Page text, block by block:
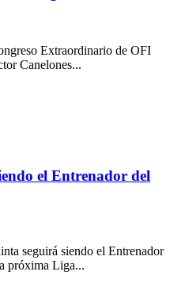
Extraordinario de OFI
Canelones...
el Entrenador del
seguirá siendo el Entrenador
próxima Liga...